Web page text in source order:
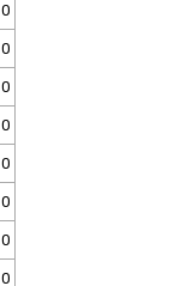
0
0
0
0
0
0
0
0